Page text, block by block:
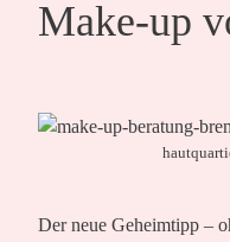
Make-up
Der neue Geheimtipp –